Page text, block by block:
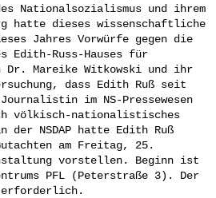
Nationalsozialismus und ihrem
hatte dieses wissenschaftliche
Jahres Vorwürfe gegen die
Edith-Russ-Hauses für
Dr. Mareike Witkowski und ihr
dass Edith Ruß seit
im NS-Pressewesen
völkisch-nationalistisches
NSDAP hatte Edith Ruß
am Freitag, 25.
vorstellen. Beginn ist
PFL (Peterstraße 3). Der